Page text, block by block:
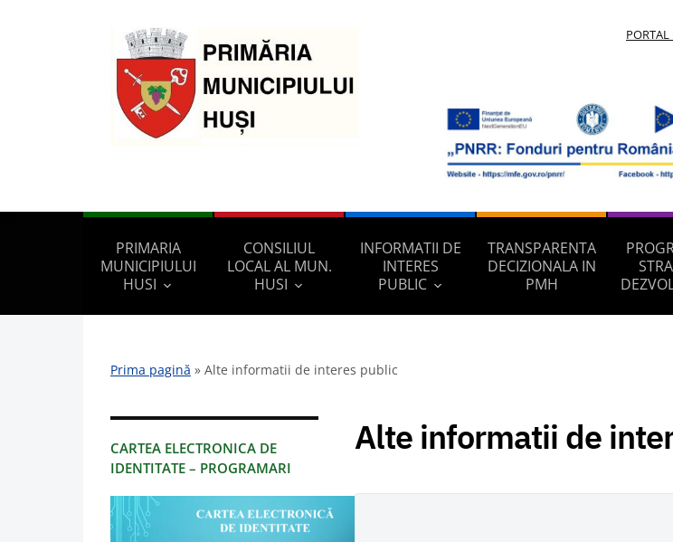
PRIMARIA
MUNICIPIULUI
HUSI
CONSILIUL
LOCAL AL MUN.
HUSI
INFORMATII DE
INTERES
PUBLIC
TRANSPARENTA
DECIZIONALA IN
PMH
Prima pagină » Alte informatii de interes public
CARTEA ELECTRONICA DE
IDENTITATE – PROGRAMARI
Alte informatii de